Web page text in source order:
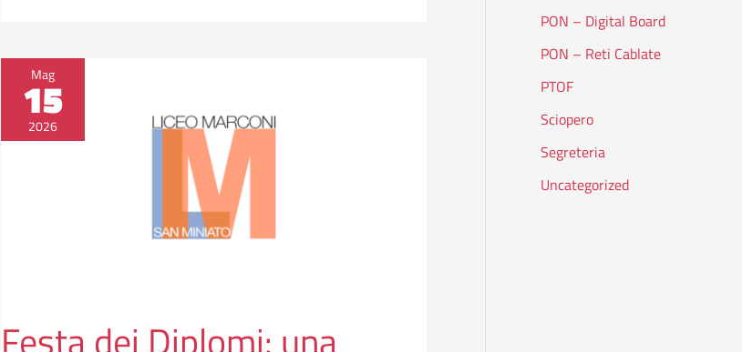
Mag
15
2026
Festa
Diplomi:
una
PON – Digital Board
PON – Reti Cablate
PTOF
Sciopero
Segreteria
Uncategorized